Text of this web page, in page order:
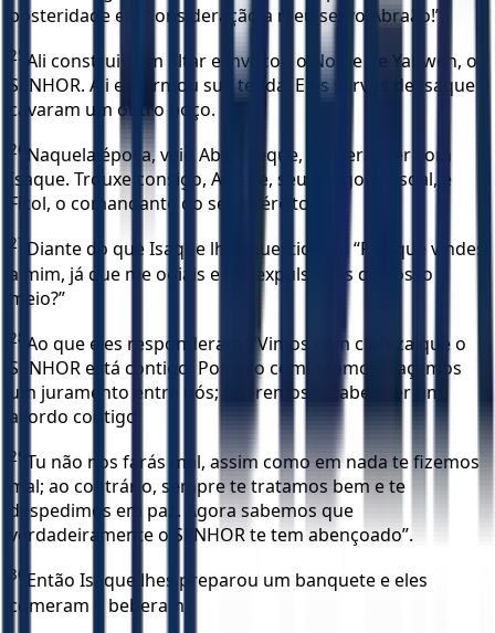
posteridade em consideração a meu servo Abraão!”
25 Ali construiu um altar e invocou o Nome de Yahweh, o
SENHOR. Ali ele armou sua tenda. E os servos de Isaque
cavaram um outro poço.
26 Naquela época, veio Abimeleque, de Gerar, ter com
Isaque. Trouxe consigo, Auzate, seu amigo pessoal, e
Ficol, o comandante do seu exército.
27 Diante do que Isaque lhes questionou: “Por que vindes
a mim, já que me odiais e me expulsastes do vosso
meio?”
28 Ao que eles responderam: “Vimos com clareza que o
SENHOR está contigo. Por isso combinamos: Façamos
um juramento entre nós; queremos estabelecer um
acordo contigo.
29 Tu não nos farás mal, assim como em nada te fizemos
mal; ao contrário, sempre te tratamos bem e te
despedimos em paz. Agora sabemos que
verdadeiramente o SENHOR te tem abençoado”.
30 Então Isaque lhes preparou um banquete e eles
comeram e beberam.